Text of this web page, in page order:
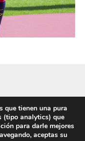
que tienen una pura
(tipo analytics) que
para darle mejores
aceptas su